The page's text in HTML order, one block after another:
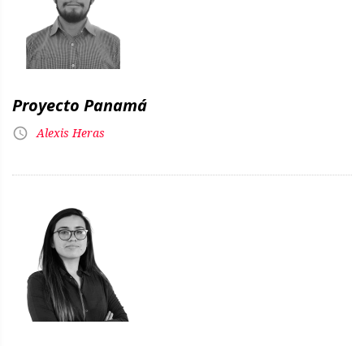
Proyecto Panamá
Alexis Heras